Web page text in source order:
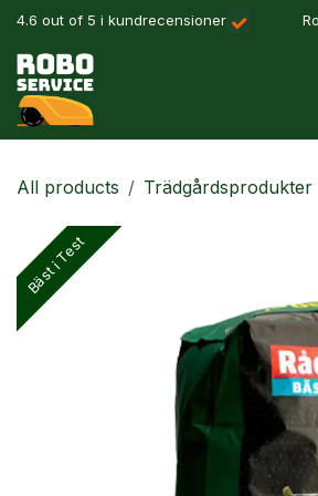
Hoppa till innehåll
4.6 out of 5 i kundrecensioner
Våra produkter
All products Trädgårdsprodukter
Bäst i Test